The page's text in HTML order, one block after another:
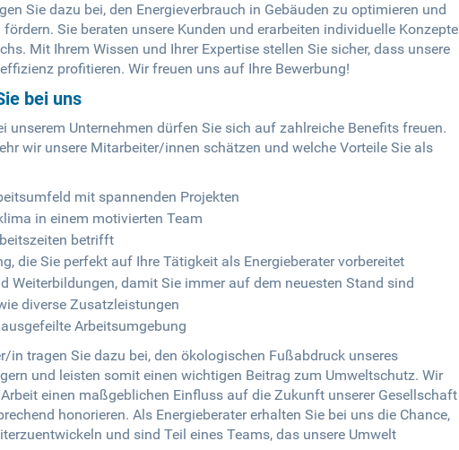
Sie dazu bei, den Energieverbrauch in Gebäuden zu optimieren und
Sie beraten unsere Kunden und erarbeiten individuelle Konzepte
Mit Ihrem Wissen und Ihrer Expertise stellen Sie sicher, dass unsere
profitieren. Wir freuen uns auf Ihre Bewerbung!
bei uns
unserem Unternehmen dürfen Sie sich auf zahlreiche Benefits freuen.
wir unsere Mitarbeiter/innen schätzen und welche Vorteile Sie als
mit spannenden Projekten
in einem motivierten Team
betrifft
die Sie perfekt auf Ihre Tätigkeit als Energieberater vorbereitet
Weiterbildungen, damit Sie immer auf dem neuesten Stand sind
diverse Zusatzleistungen
Arbeitsumgebung
in tragen Sie dazu bei, den ökologischen Fußabdruck unseres
und leisten somit einen wichtigen Beitrag zum Umweltschutz. Wir
einen maßgeblichen Einfluss auf die Zukunft unserer Gesellschaft
honorieren. Als Energieberater erhalten Sie bei uns die Chance,
und sind Teil eines Teams, das unsere Umwelt